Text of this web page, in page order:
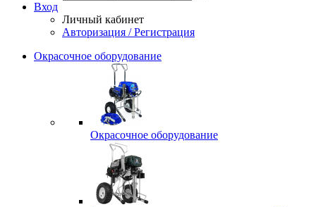
Вход
Личный кабинет
Авторизация / Регистрация
Окрасочное оборудование
Окрасочное оборудование